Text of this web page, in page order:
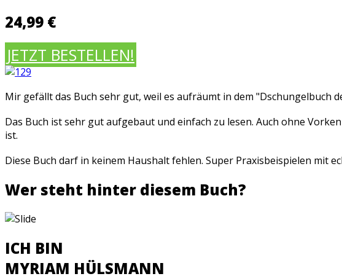
24,99 €
JETZT BESTELLEN!
Mir gefällt das Buch sehr gut, weil es aufräumt in dem "Dschungelbuch
Das Buch ist sehr gut aufgebaut und einfach zu lesen. Auch ohne
ist.
Diese Buch darf in keinem Haushalt fehlen. Super Praxisbeispielen mit
Wer steht hinter diesem Buch?
ICH BIN
MYRIAM HÜLSMANN